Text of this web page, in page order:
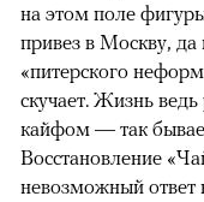
на этом поле
привез в Москву, да
«питерского
скучает. Жизнь
кайфом — так
Восстановление
невозможный ответ